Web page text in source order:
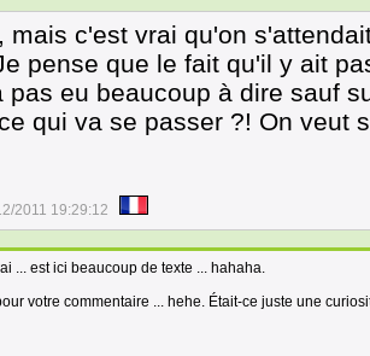
mais c'est vrai qu'on
pense que le fait qu'il y ait
pas eu beaucoup à dire sauf
qui va se passer ?! On veut
2011 19:29:12
... est ici beaucoup de texte ... hahaha.
votre commentaire ... hehe. Était-ce juste une